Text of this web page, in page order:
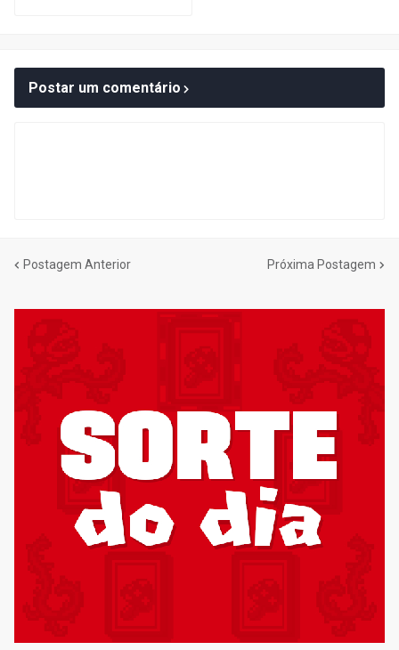
Postar um comentário
Postagem Anterior Próxima Postagem